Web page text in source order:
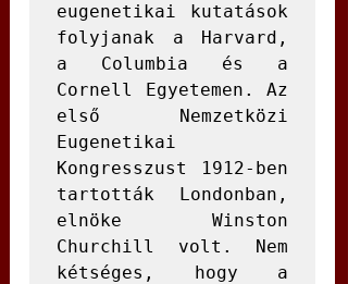
eugenetikai kutatások
folyjanak a Harvard,
a Columbia és a
Cornell Egyetemen. Az
első Nemzetközi
Eugenetikai
Kongresszust 1912-ben
tartották Londonban,
elnöke Winston
Churchill volt. Nem
kétséges, hogy a